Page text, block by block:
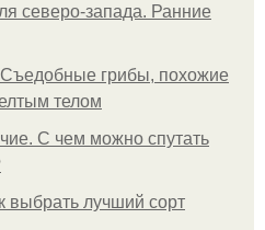
северо-запада. Ранние
Съедобные грибы, похожие
телом
С чем можно спутать
выбрать лучший сорт